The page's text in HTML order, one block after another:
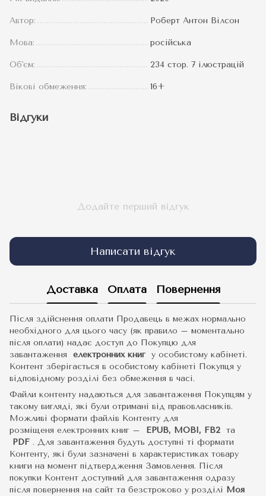
Автор: Роберт Антон Вілсон
Мова: російська
Об'єм: 234 стор. 7 ілюстрацій
Вікові обмеження: 16+
Відгуки
Додайте перший відгук
Написати відгук
Доставка Оплата Повернення
Після здійснення оплати Продавець в межах нормально
необхідного для цього часу (як правило – моментально
після оплати) надає доступ до Покупцю для
завантаження електронних книг у особистому кабінеті.
Контент зберігається в особистому кабінеті Покупця у
відповідному розділі без обмеження в часі.
Файли контенту надаються для завантаження Покупцям у
такому вигляді, які були отримані від правовласників.
Можливі формати файлів Контенту для
розміщеня електронних книг –
EPUB, MOBI, FB2 та
PDF . Для завантаження будуть доступні ті формати
Контенту, які були зазначені в характеристиках товару
книги на момент підтвердження Замовлення. Після
покупки Контент доступний для завантаження одразу
після повернення на сайт та безстроково у розділі Моя